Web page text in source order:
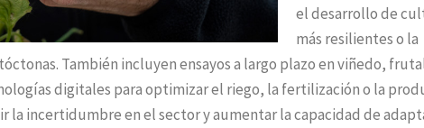
el desarrollo de
más resilientes o la
También incluyen ensayos a largo plazo en viñedo,
digitales para optimizar el riego, la fertilización o la
la incertidumbre en el sector y aumentar la capacidad de